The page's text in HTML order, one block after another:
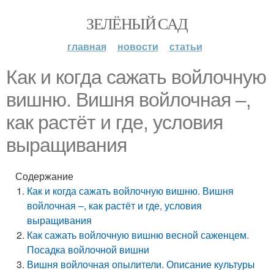
ЗЕЛЁНЫЙ САД
главная новости статьи
Как и когда сажать войлочную
вишню. Вишня войлочная –,
как растёт и где, условия
выращивания
Содержание
Как и когда сажать войлочную вишню. Вишня
войлочная –, как растёт и где, условия
выращивания
Как сажать войлочную вишню весной саженцем.
Посадка войлочной вишни
Вишня войлочная опылители. Описание культуры